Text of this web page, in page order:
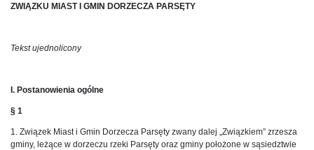
ZWIĄZKU MIAST I GMIN DORZECZA PARSĘTY
Tekst ujednolicony
I. Postanowienia ogólne
§ 1
1. Związek Miast i Gmin Dorzecza Parsęty zwany dalej „Związkiem” zrzesza
gminy, leżące w dorzeczu rzeki Parsęty oraz gminy położone w sąsiedztwie